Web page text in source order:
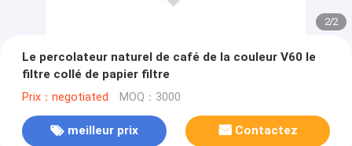
2/2
Le percolateur naturel de café de la couleur V60 le
filtre collé de papier filtre
Prix：negotiated MOQ：3000
meilleur prix Contactez